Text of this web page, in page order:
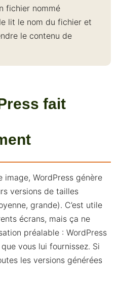
fichier nommé
lit le nom du fichier et
le contenu de
fait
image, WordPress génère
versions de tailles
grande). C’est utile
écrans, mais ça ne
préalable : WordPress
vous lui fournissez. Si
les versions générées